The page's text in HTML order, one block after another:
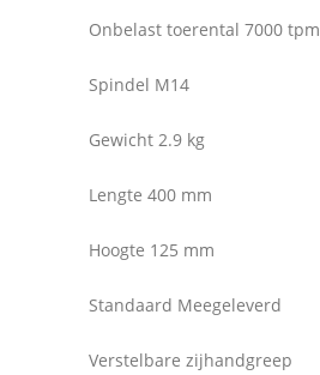
Onbelast toerental 7000 tpm
Spindel M14
Gewicht 2.9 kg
Lengte 400 mm
Hoogte 125 mm
Standaard Meegeleverd
Verstelbare zijhandgreep